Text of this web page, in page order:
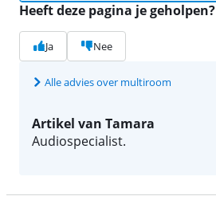
Heeft deze pagina je geholpen?
Ja Nee
Alle advies over multiroom
Artikel van Tamara
Audiospecialist.